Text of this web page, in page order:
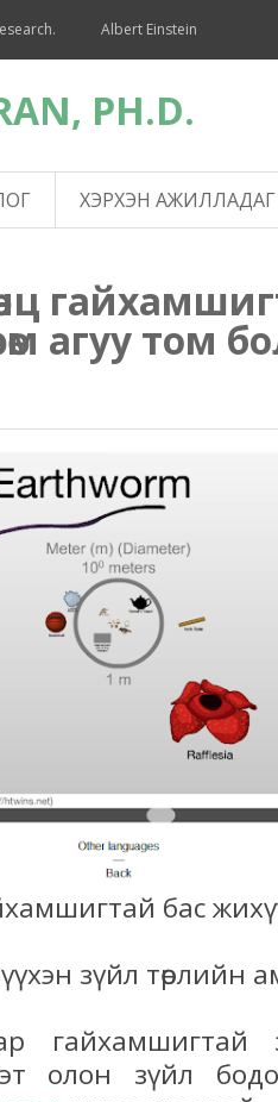
Albert Einstein
PH.D.
ХЭРХЭН АЖИЛЛАДАГ
агуу том
бас
зүйл төрлийн
гайхамшигтай
олон зүйл